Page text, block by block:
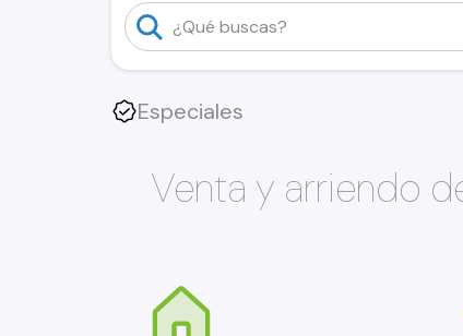
Especiales
Venta y arriendo